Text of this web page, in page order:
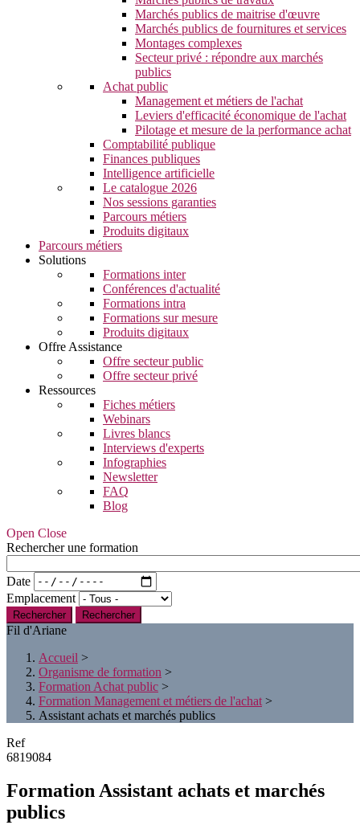
Marchés publics de maitrise d'œuvre
Marchés publics de fournitures et services
Montages complexes
Secteur privé : répondre aux marchés
publics
Achat public
Management et métiers de l'achat
Leviers d'efficacité économique de l'achat
Pilotage et mesure de la performance achat
Comptabilité publique
Finances publiques
Intelligence artificielle
Le catalogue 2026
Nos sessions garanties
Parcours métiers
Produits digitaux
Parcours métiers
Solutions
Formations inter
Conférences d'actualité
Formations intra
Formations sur mesure
Produits digitaux
Offre Assistance
Offre secteur public
Offre secteur privé
Ressources
Fiches métiers
Webinars
Livres blancs
Interviews d'experts
Infographies
Newsletter
FAQ
Blog
Open Close
Rechercher une formation
Date
Emplacement
Rechercher
Fil d'Ariane
Accueil >
Organisme de formation >
Formation Achat public >
Formation Management et métiers de l'achat >
Assistant achats et marchés publics
Ref
6819084
Formation Assistant achats et marchés
publics